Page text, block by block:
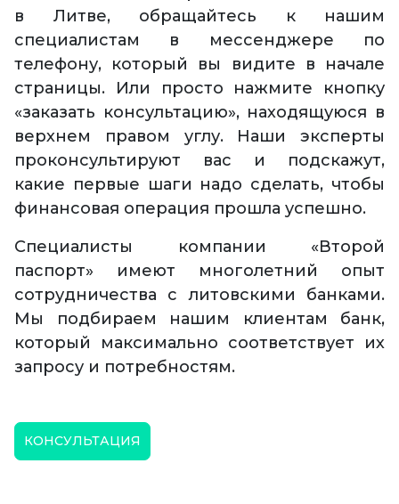
в Литве, обращайтесь к нашим
специалистам в мессенджере по
телефону, который вы видите в начале
страницы. Или просто нажмите кнопку
«заказать консультацию», находящуюся в
верхнем правом углу. Наши эксперты
проконсультируют вас и подскажут,
какие первые шаги надо сделать, чтобы
финансовая операция прошла успешно.
Специалисты компании «Второй
паспорт» имеют многолетний опыт
сотрудничества с литовскими банками.
Мы подбираем нашим клиентам банк,
который максимально соответствует их
запросу и потребностям.
КОНСУЛЬТАЦИЯ